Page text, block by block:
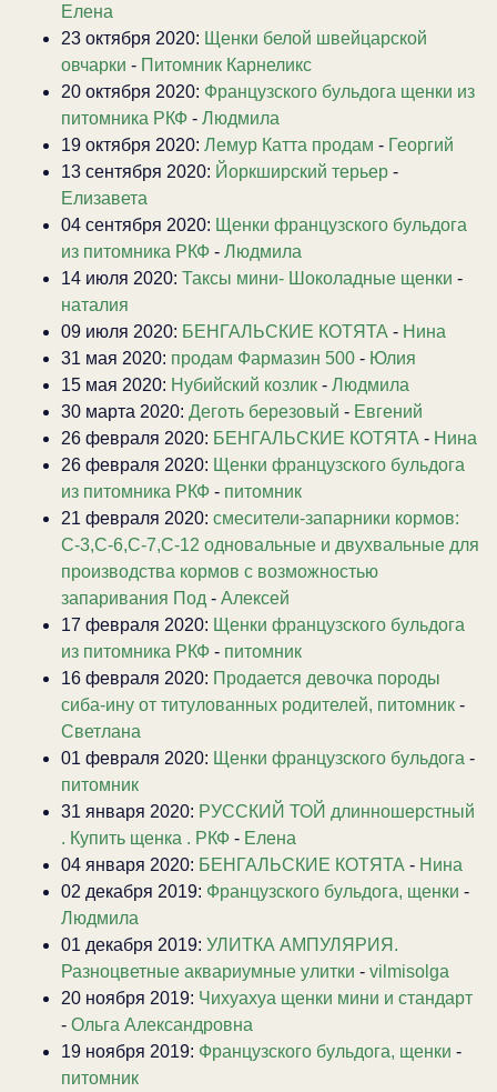
Елена
23 октября 2020: Щенки белой швейцарской
овчарки - Питомник Карнеликс
20 октября 2020: Французского бульдога щенки из
питомника РКФ - Людмила
19 октября 2020: Лемур Катта продам - Георгий
13 сентября 2020: Йоркширский терьер -
Елизавета
04 сентября 2020: Щенки французского бульдога
из питомника РКФ - Людмила
14 июля 2020: Таксы мини- Шоколадные щенки -
наталия
09 июля 2020: БЕНГАЛЬСКИЕ КОТЯТА - Нина
31 мая 2020: продам Фармазин 500 - Юлия
15 мая 2020: Нубийский козлик - Людмила
30 марта 2020: Деготь березовый - Евгений
26 февраля 2020: БЕНГАЛЬСКИЕ КОТЯТА - Нина
26 февраля 2020: Щенки французского бульдога
из питомника РКФ - питомник
21 февраля 2020: смесители-запарники кормов:
С-3,С-6,С-7,С-12 одновальные и двухвальные для
производства кормов с возможностью
запаривания Под - Алексей
17 февраля 2020: Щенки французского бульдога
из питомника РКФ - питомник
16 февраля 2020: Продается девочка породы
сиба-ину от титулованных родителей, питомник -
Светлана
01 февраля 2020: Щенки французского бульдога -
питомник
31 января 2020: РУССКИЙ ТОЙ длинношерстный
. Купить щенка . РКФ - Елена
04 января 2020: БЕНГАЛЬСКИЕ КОТЯТА - Нина
02 декабря 2019: Французского бульдога, щенки -
Людмила
01 декабря 2019: УЛИТКА АМПУЛЯРИЯ.
Разноцветные аквариумные улитки - vilmisolga
20 ноября 2019: Чихуахуа щенки мини и стандарт
- Ольга Александровна
19 ноября 2019: Французского бульдога, щенки -
питомник